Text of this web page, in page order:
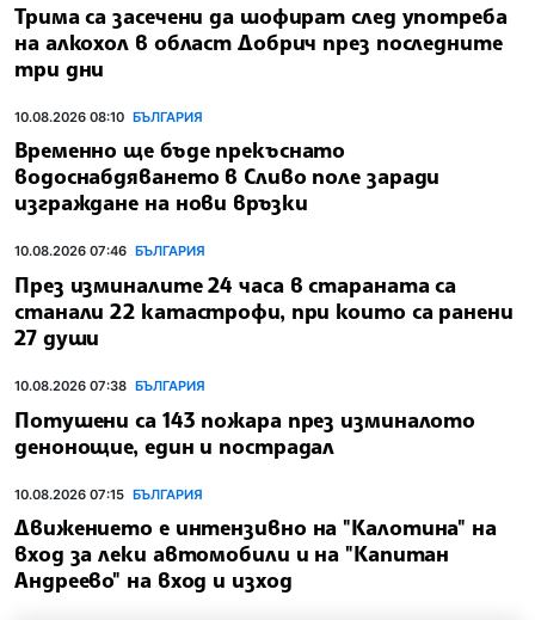
Трима са засечени да шофират след употреба
на алкохол в област Добрич през последните
три дни
10.08.2026 08:10 БЪЛГАРИЯ
Временно ще бъде прекъснато
водоснабдяването в Сливо поле заради
изграждане на нови връзки
10.08.2026 07:46 БЪЛГАРИЯ
През изминалите 24 часа в стараната са
станали 22 катастрофи, при които са ранени
27 души
10.08.2026 07:38 БЪЛГАРИЯ
Потушени са 143 пожара през изминалото
денонощие, един и пострадал
10.08.2026 07:15 БЪЛГАРИЯ
Движението е интензивно на "Калотина" на
вход за леки автомобили и на "Капитан
Андреево" на вход и изход